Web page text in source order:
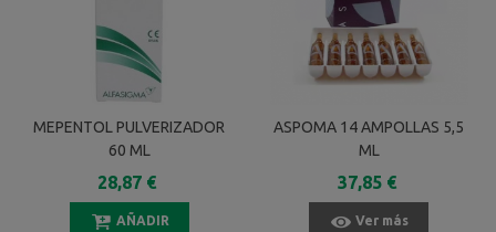
MEPENTOL PULVERIZADOR
60 ML
28,87 €
AÑADIR
ASPOMA 14 AMPOLLAS 5,5
ML
37,85 €
Ver más